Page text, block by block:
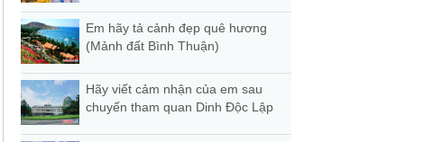
Em hãy tả cảnh đẹp quê hương
(Mảnh đất Bình Thuận)
Hãy viết cảm nhận của em sau
chuyến tham quan Dinh Độc Lập